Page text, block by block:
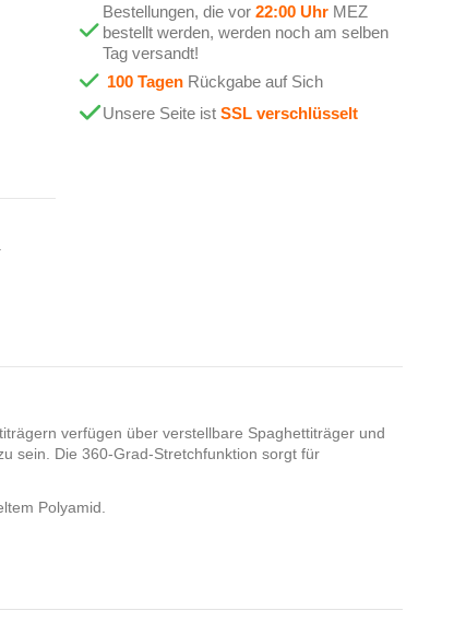
Bestellungen, die vor 22:00 UhrMEZ
bestellt werden, werden noch am selben
Tag versandt!
100 TagenRückgabe auf Sich
Unsere Seite ist SSL verschlüsselt
verfügen über verstellbare Spaghettiträger und
sein. Die 360-Grad-Stretchfunktion sorgt für
Polyamid.